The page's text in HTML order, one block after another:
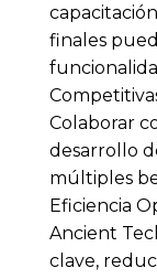
finales
Colaborar
desarrollo
múltiples
Eficiencia
Ancient
clave,